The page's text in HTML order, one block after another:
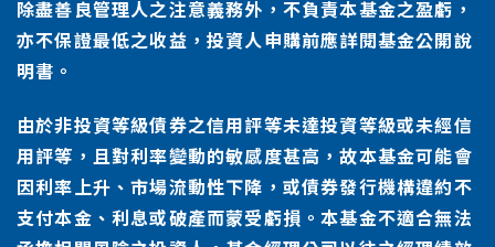
除盡善良管理人之注意義務外，不負責本基金之盈虧，
亦不保證最低之收益，投資人申購前應詳閱基金公開說
明書。
由於非投資等級債券之信用評等未達投資等級或未經信
用評等，且對利率變動的敏感度甚高，故本基金可能會
因利率上升、市場流動性下降，或債券發行機構違約不
支付本金、利息或破產而蒙受虧損。本基金不適合無法